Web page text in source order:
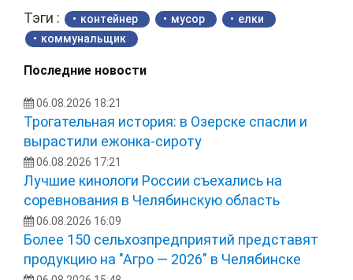
Тэги : контейнер мусор
елки
коммунальщик
Последние новости
06.08.2026 18:21
Трогательная история: в Озерске спасли и
вырастили ежонка‑сироту
06.08.2026 17:21
Лучшие кинологи России съехались на
соревнования в Челябинскую область
06.08.2026 16:09
Более 150 сельхозпредприятий представят
продукцию на "Агро — 2026" в Челябинске